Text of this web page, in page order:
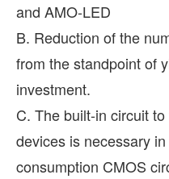
and AMO-LED
B. Reduction of the
from the standpoint of
investment.
C. The built-in circuit
devices is necessary
consumption CMOS